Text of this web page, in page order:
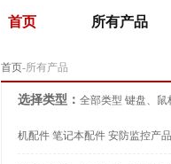
首页 所有产品
首页-所有产品
选择类型： 全部类型 键盘、鼠
机配件 笔记本配件 安防监控产品